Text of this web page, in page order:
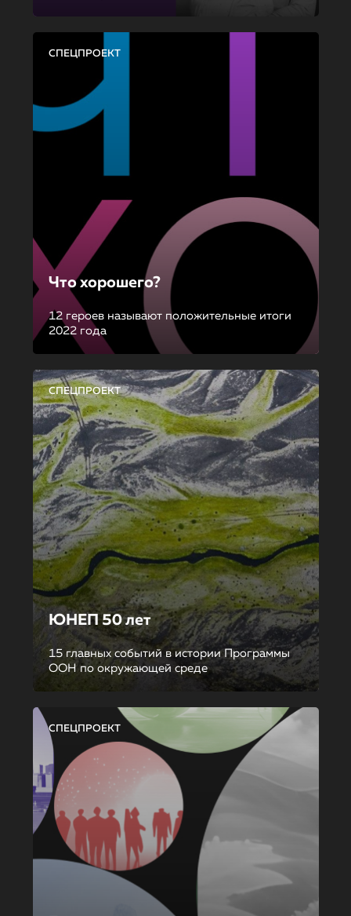
СПЕЦПРОЕКТ
Что хорошего?
12 героев называют положительные итоги
2022 года
СПЕЦПРОЕКТ
ЮНЕП 50 лет
15 главных событий в истории Программы
ООН по окружающей среде
СПЕЦПРОЕКТ